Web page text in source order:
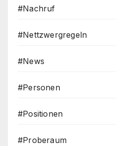
#Nachruf
#Nettzwergregeln
#News
#Personen
#Positionen
#Proberaum